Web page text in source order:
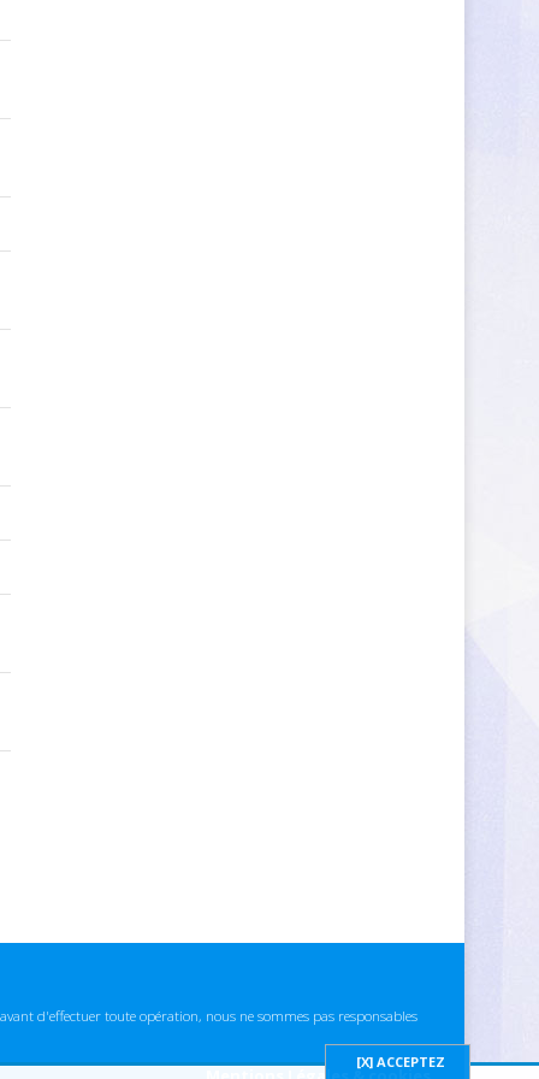
d'effectuer toute opération, nous ne sommes pas responsables